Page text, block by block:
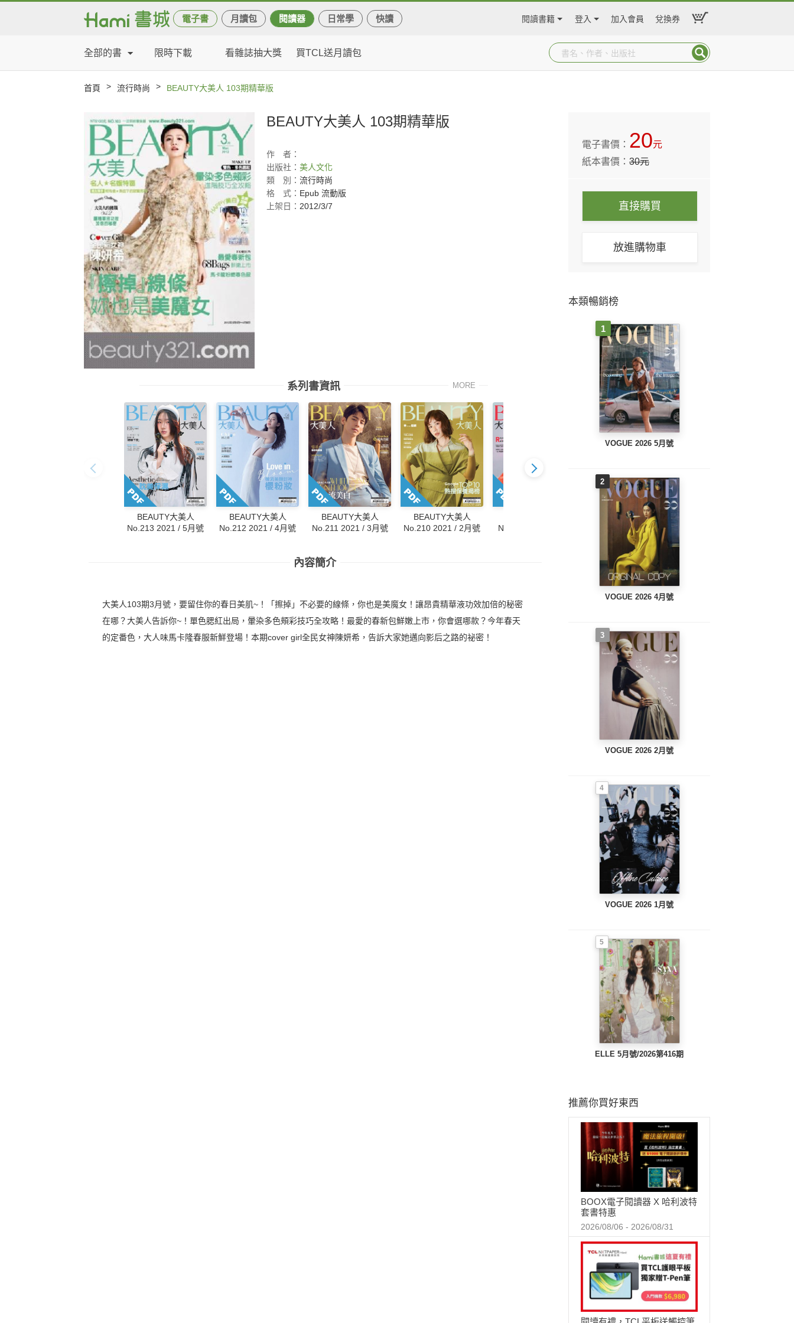
電子書 月讀包 閱讀器 日常學 快讀 閱讀書籍 登入 加入會員 兌換券
全部的書 限時下載 看雜誌抽大獎 買TCL送月讀包
首頁 > 流行時尚 > BEAUTY大美人 103期精華版
BEAUTY大美人 103期精華版
作
者：
出版社： 美人文化
類
別： 流行時尚
格
式： Epub 流動版
上架日： 2012/3/7
系列書資訊 MORE
BEAUTY大美人
No.213 2021 / 5月號
BEAUTY大美人
No.212 2021 / 4月號
BEAUTY大美人
No.211 2021 / 3月號
BEAUTY大美人
No.210 2021 / 2月號
No.209 2021/1月號
BEAUTY大美人
No.208 2020 / 12月號
No.207 2020 / 11月號
內容簡介
大美人103期3月號，要留住你的春日美肌~！「擦掉」不必要的線條，你也是美魔女！讓昂貴精華液功效加倍的秘密
在哪？大美人告訴你~！單色腮紅出局，暈染多色頰彩技巧全攻略！最愛的春新包鮮嫩上市，你會選哪款？今年春天
的定番色，大人味馬卡隆春服新鮮登場！本期cover girl全民女神陳妍希，告訴大家她邁向影后之路的祕密！
電子書價： 20元
紙本書價：30元
直接購買
放進購物車
本類暢銷榜
1
VOGUE 2026 5月號
2
VOGUE 2026 4月號
3
VOGUE 2026 2月號
4
VOGUE 2026 1月號
5
ELLE 5月號/2026第416期
推薦你買好東西
BOOX電子閱讀器 X 哈利波特
套書特惠
2026/08/06 - 2026/08/31